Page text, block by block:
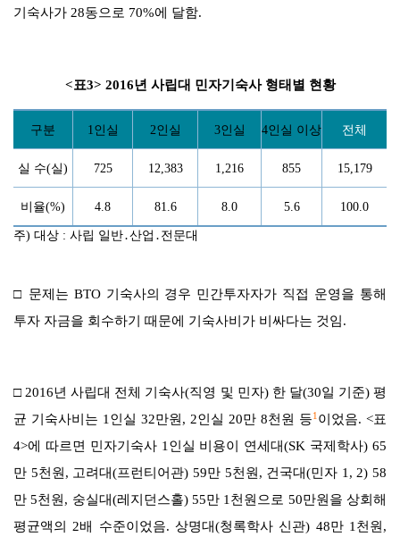
기숙사가 28동으로 70%에 달함.
<표3> 2016년 사립대 민자기숙사 형태별 현황
구분 1인실 2인실 3인실 4인실 이상 전체
실 수(실) 725 12,383 1,216 855 15,179
비율(%) 4.8 81.6 8.0 5.6 100.0
주) 대상 : 사립 일반․산업 ․ 전문대
□ 문제는 BTO 기숙사의 경우 민간투자자가 직접 운영을 통해
투자 자금을 회수하기 때문에 기숙사비가 비싸다는 것임.
□2016년 사립대 전체 기숙사(직영 및 민자) 한 달(30일 기준) 평
균 기숙사비는 1인실 32만원, 2인실 20만 8천원 등1 이었음. <표
4>에 따르면 민자기숙사 1인실 비용이 연세대(SK 국제학사) 65
만 5천원, 고려대(프런티어관) 59만 5천원, 건국대(민자 1, 2) 58
만5천원, 숭실대(레지던스홀) 55만 1천원으로 50만원을 상회해
평균액의2배 수준이었음.상명대(청록학사 신관) 48만 1천원,